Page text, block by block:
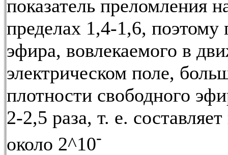
показатель преломления
пределах 1,4-1,6, поэтому
эфира, вовлекаемого в
электрическом поле,
плотности свободного
2-2,5 раза, т. е.
около 2^10-